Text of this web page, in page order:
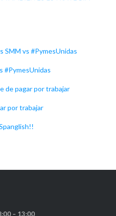
SMM vs #PymesUnidas
#PymesUnidas
de pagar por trabajar
por trabajar
– 13:00